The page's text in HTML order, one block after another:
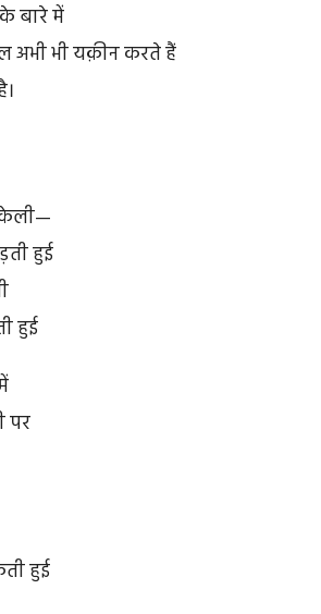
बारे में
भी यक़ीन करते हैं
हुई
हुई
पर
हुई